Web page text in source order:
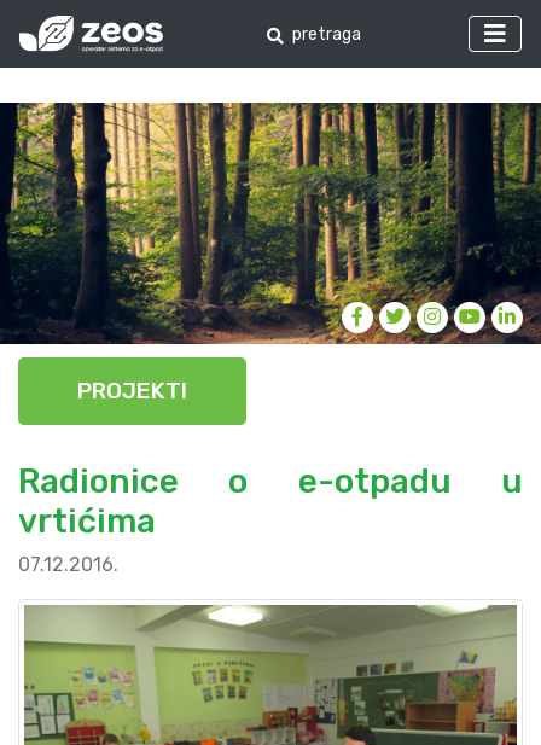
PROJEKTI
Radionice o e-otpadu u
vrtićima
07.12.2016.